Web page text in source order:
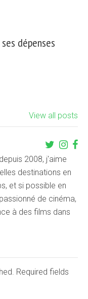
dépenses
View all posts
2008, j'aime
destinations en
et si possible en
de cinéma,
à des films dans
Required fields